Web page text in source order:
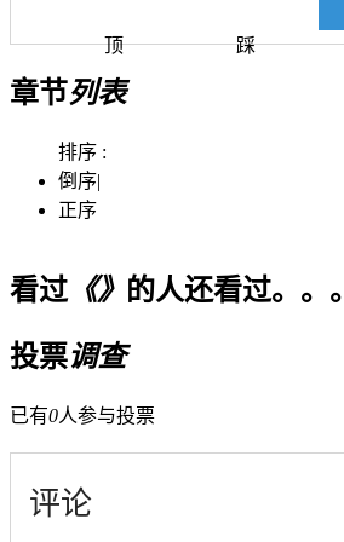
顶 踩
章节列表
排序 :
倒序|
正序
看过《》 的人还看过。。。
投票调查
已有0人参与投票
评论